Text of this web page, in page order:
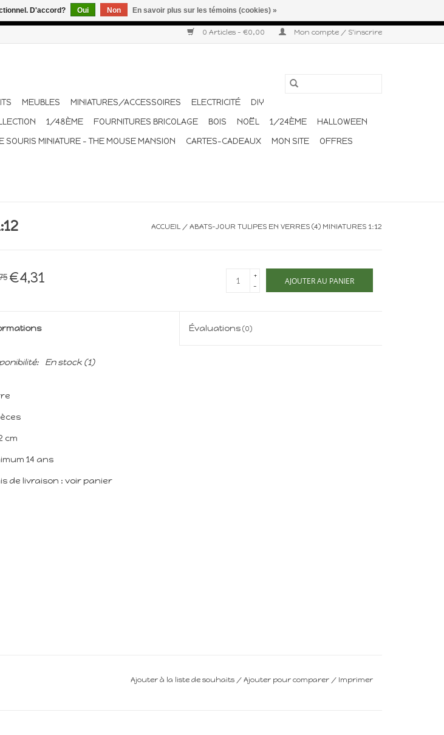
0 Articles - €0,00 Mon compte / S'inscrire
MEUBLES MINIATURES/ACCESSOIRES ELECTRICITÉ
DIY
1/48ÈME FOURNITURES BRICOLAGE BOIS NOËL 1/24ÈME
HALLOWEEN
SOURIS MINIATURE - THE MOUSE MANSION CARTES-CADEAUX MON SITE
OFFRES
ACCUEIL / ABATS-JOUR TULIPES EN VERRES (4) MINIATURES 1:12
€4,31
+
-
AJOUTER AU PANIER
Évaluations(0)
En stock(1)
cm
14 ans
de livraison : voir panier
Ajouter à la liste de souhaits / Ajouter pour comparer / Imprimer
D'accord? Oui Non En savoir plus sur les témoins (cookies) »
sont effectués une à deux fois par semaine. Merci pour votre compréhension et votre confiance.